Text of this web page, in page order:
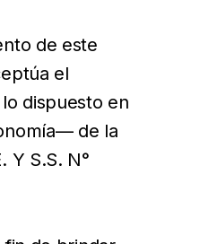
de este
el
dispuesto en
de la
Y S.S. N°